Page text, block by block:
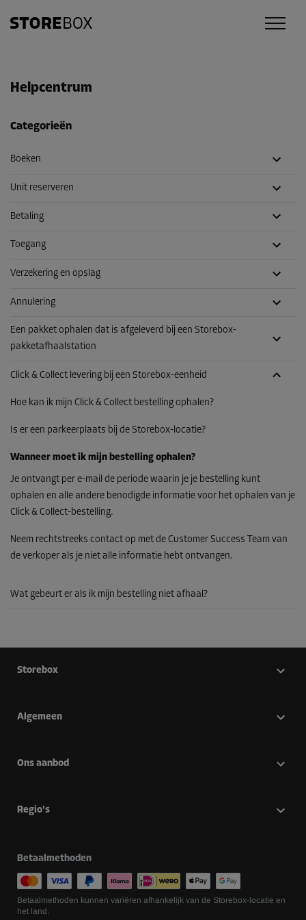
Helpcentrum
Categorieën
Boeken
Unit reserveren
Betaling
Toegang
Verzekering en opslag
Annulering
Een pakket ophalen dat is afgeleverd bij een Storebox-
pakketafhaalstation
Click & Collect levering bij een Storebox-eenheid
Hoe kan ik mijn Click & Collect bestelling ophalen?
Is er een parkeerplaats bij de Storebox-locatie?
Wanneer moet ik mijn bestelling ophalen?
Je ontvangt per e-mail de periode waarin je je bestelling kunt
ophalen en alle andere benodigde informatie voor het ophalen van je
Click & Collect-bestelling.
Neem rechtstreeks contact op met de Customer Success Team van
de verkoper als je niet alle informatie hebt ontvangen.
Wat gebeurt er als ik mijn bestelling niet afhaal?
Storebox
Algemeen
Ons aanbod
Regio's
Betaalmethoden
Betaalmethoden kunnen variëren afhankelijk van de Storebox-locatie en
het land.